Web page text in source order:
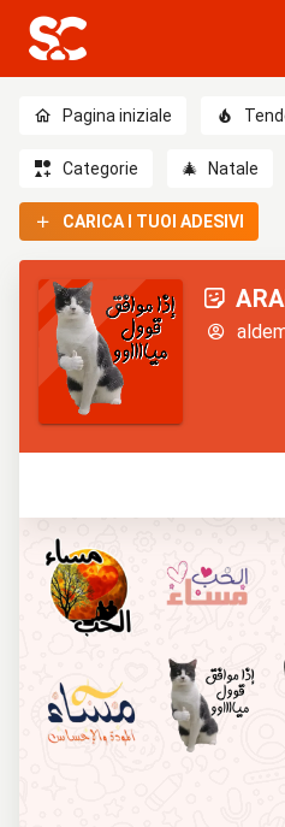
Pagina iniziale
Categorie 🎄 Natale
CARICA I TUOI ADESIVI